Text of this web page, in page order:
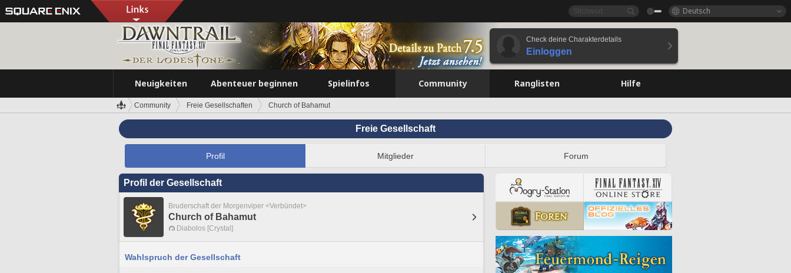
Deutsch
Check deine Charakterdetails
Einloggen
Neuigkeiten Abenteuer beginnen Spielinfos Community Ranglisten Hilfe
Community Freie Gesellschaften Church of Bahamut
Freie Gesellschaft
Profil Mitglieder Forum
Profil der Gesellschaft
Bruderschaft der Morgenviper <Verbündet>
Church of Bahamut
Diabolos [Crystal]
Wahlspruch der Gesellschaft